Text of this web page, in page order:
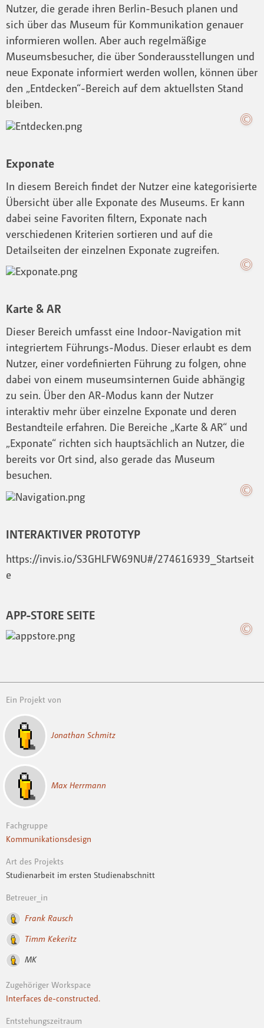
Nutzer, die gerade ihren Berlin-Besuch planen und
sich über das Museum für Kommunikation genauer
informieren wollen. Aber auch regelmäßige
Museumsbesucher, die über Sonderausstellungen und
neue Exponate informiert werden wollen, können über
den „Entdecken“-Bereich auf dem aktuellsten Stand
bleiben.
Exponate
In diesem Bereich findet der Nutzer eine kategorisierte
Übersicht über alle Exponate des Museums. Er kann
dabei seine Favoriten filtern, Exponate nach
verschiedenen Kriterien sortieren und auf die
Detailseiten der einzelnen Exponate zugreifen.
Karte & AR
Dieser Bereich umfasst eine Indoor-Navigation mit
integriertem Führungs-Modus. Dieser erlaubt es dem
Nutzer, einer vordefinierten Führung zu folgen, ohne
dabei von einem museumsinternen Guide abhängig
zu sein. Über den AR-Modus kann der Nutzer
interaktiv mehr über einzelne Exponate und deren
Bestandteile erfahren. Die Bereiche „Karte & AR“ und
„Exponate“ richten sich hauptsächlich an Nutzer, die
bereits vor Ort sind, also gerade das Museum
besuchen.
INTERAKTIVER PROTOTYP
https://invis.io/S3GHLFW69NU#/274616939_Startseit
e
APP-STORE SEITE
Ein Projekt von
Jonathan Schmitz
Max Herrmann
Fachgruppe
Kommunikationsdesign
Art des Projekts
Studienarbeit im ersten Studienabschnitt
Betreuer_in
Frank Rausch
Timm Kekeritz
MK
Zugehöriger Workspace
Interfaces de-constructed.
Entstehungszeitraum